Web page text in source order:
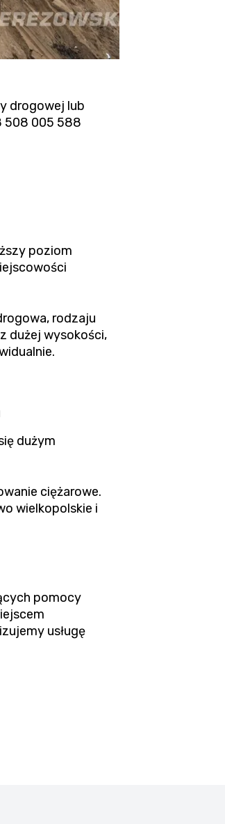
drogowej lub
508 005 588
poziom
rodzaju
dużej wysokości,
dużym
ciężarowe.
wielkopolskie i
pomocy
usługę